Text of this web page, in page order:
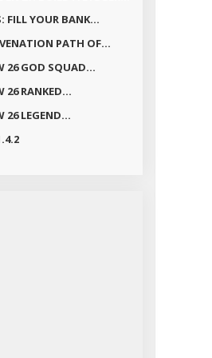
FILL YOUR BANK...
PATH OF...
26 GOD SQUAD...
26 RANKED...
26 LEGEND...